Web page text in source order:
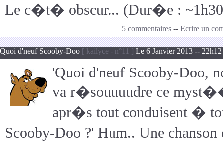
Le c�t� obscur... (Dur�e :
5 commentaires -- Ecrire un
Quoi d'neuf Scooby-Doo [ kailyce - n°11 ] Le 6 Janvier 2013 -- 22h12
'Quoi d'neuf Scooby-Doo,
va r�souuuudre ce
apr�s tout conduisent �
Scooby-Doo ?' Hum.. Une